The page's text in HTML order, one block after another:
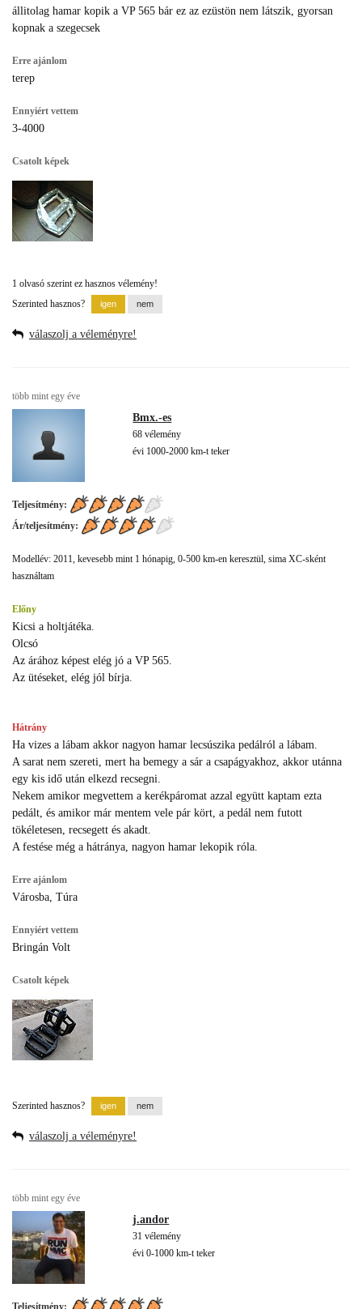
állitolag hamar kopik a VP 565 bár ez az ezüstön nem látszik, gyorsan
kopnak a szegecsek
Erre ajánlom
terep
Ennyiért vettem
3-4000
Csatolt képek
1 olvasó szerint ez hasznos vélemény!
Szerinted hasznos?
válaszolj a véleményre!
több mint egy éve
Bmx.-es
68 vélemény
évi 1000-2000 km-t teker
Teljesítmény:
Ár/teljesítmény:
Modellév: 2011, kevesebb mint 1 hónapig, 0-500 km-en keresztül, sima XC-sként
használtam
Előny
Kicsi a holtjátéka.
Olcsó
Az árához képest elég jó a VP 565.
Az ütéseket, elég jól bírja.
Hátrány
Ha vizes a lábam akkor nagyon hamar lecsúszika pedálról a lábam.
A sarat nem szereti, mert ha bemegy a sár a csapágyakhoz, akkor utánna
egy kis idő után elkezd recsegni.
Nekem amikor megvettem a kerékpáromat azzal együtt kaptam ezta
pedált, és amikor már mentem vele pár kört, a pedál nem futott
tökéletesen, recsegett és akadt.
A festése még a hátránya, nagyon hamar lekopik róla.
Erre ajánlom
Városba, Túra
Ennyiért vettem
Bringán Volt
Csatolt képek
Szerinted hasznos?
válaszolj a véleményre!
több mint egy éve
j.andor
31 vélemény
évi 0-1000 km-t teker